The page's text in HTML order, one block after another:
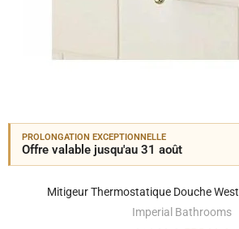
PROLONGATION EXCEPTIONNELLE
Offre valable jusqu'au 31 août
Mitigeur Thermostatique Douche
Imperial Bathrooms